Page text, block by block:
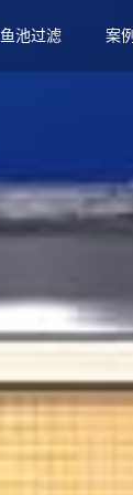
鱼池过滤 案